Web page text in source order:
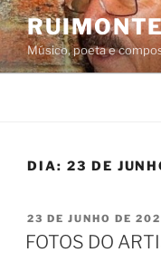
Pular
para
o
conteúdo
Músico, poeta e
DIA: 23 DE
PUBLICADO
EM
23 DE JUNHO DE
FOTOS DO